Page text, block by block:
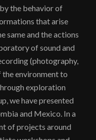
the behavior of
that arise
same and the actions
of sound and
(photography,
the environment to
exploration
we have presented
and Mexico. In a
of projects around